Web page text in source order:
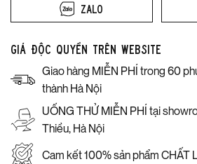
Zalo
Giá độc quyền trên website
Giao hàng MIỄN PHÍ trong 60
thành Hà Nội
UỐNG THỬ MIỄN PHÍ tại
Thiều, Hà Nội
Cam kết 100% sản phẩm CHẤT